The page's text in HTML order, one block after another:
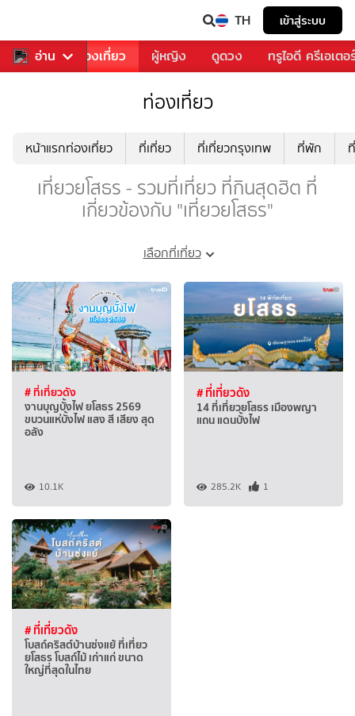
TH เข้าสู่ระบบ
อ่าน
อาหาร ท่องเที่ยว ผู้หญิง ดูดวง ทรูไอดี ครีเอเตอ
ท่องเที่ยว
หน้าแรกท่องเที่ยว ที่เที่ยว ที่เที่ยวกรุงเทพ ที่พัก
เที่ยวยโสธร - รวมที่เที่ยว ที่กินสุดฮิต ที่
เกี่ยวข้องกับ "เที่ยวยโสธร"
เลือกที่เที่ยว
# ที่เที่ยวดัง
งานบุญบั้งไฟ ยโสธร 2569
ขบวนแห่บั้งไฟ แสง สี เสียง สุด
อลัง
10.1K
# ที่เที่ยวดัง
14 ที่เที่ยวยโสธร เมืองพญา
แถน แดนบั้งไฟ
285.2K 1
# ที่เที่ยวดัง
โบสถ์คริสต์บ้านซ่งแย้ ที่เที่ยว
ยโสธร โบสถ์ไม้ เก่าแก่ ขนาด
ใหญ่ที่สุดในไทย